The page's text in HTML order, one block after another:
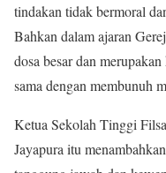
tindakan tidak bermoral
Bahkan dalam ajaran
dosa besar dan
sama dengan membunuh
Ketua Sekolah Tinggi
Jayapura itu